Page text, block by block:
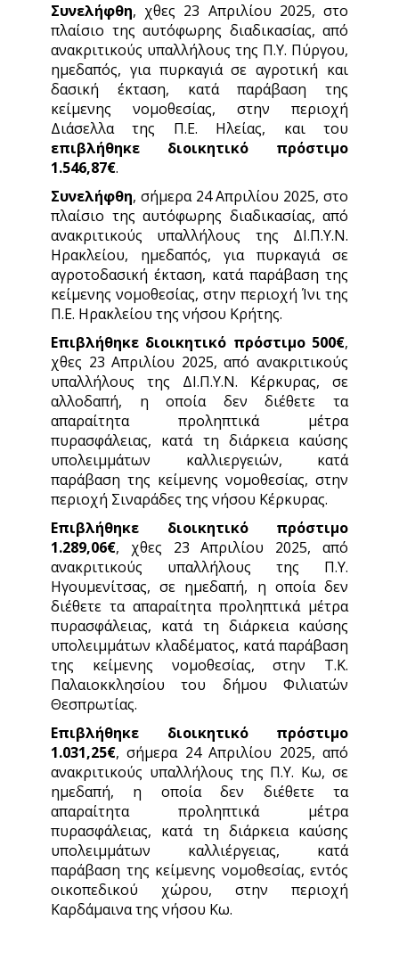
Συνελήφθη, χθες 23 Απριλίου 2025, στο
πλαίσιο της αυτόφωρης διαδικασίας, από
ανακριτικούς υπαλλήλους της Π.Υ. Πύργου,
ημεδαπός, για πυρκαγιά σε αγροτική και
δασική έκταση, κατά παράβαση της
κείμενης νομοθεσίας, στην περιοχή
Διάσελλα της Π.Ε. Ηλείας, και του
επιβλήθηκε διοικητικό πρόστιμο
1.546,87€.
Συνελήφθη, σήμερα 24 Απριλίου 2025, στο
πλαίσιο της αυτόφωρης διαδικασίας, από
ανακριτικούς υπαλλήλους της ΔΙ.Π.Υ.Ν.
Ηρακλείου, ημεδαπός, για πυρκαγιά σε
αγροτοδασική έκταση, κατά παράβαση της
κείμενης νομοθεσίας, στην περιοχή Ίνι της
Π.Ε. Ηρακλείου της νήσου Κρήτης.
Επιβλήθηκε διοικητικό πρόστιμο 500€,
χθες 23 Απριλίου 2025, από ανακριτικούς
υπαλλήλους της ΔΙ.Π.Υ.Ν. Κέρκυρας, σε
αλλοδαπή, η οποία δεν διέθετε τα
απαραίτητα προληπτικά μέτρα
πυρασφάλειας, κατά τη διάρκεια καύσης
υπολειμμάτων καλλιεργειών, κατά
παράβαση της κείμενης νομοθεσίας, στην
περιοχή Σιναράδες της νήσου Κέρκυρας.
Επιβλήθηκε διοικητικό πρόστιμο
1.289,06€, χθες 23 Απριλίου 2025, από
ανακριτικούς υπαλλήλους της Π.Υ.
Ηγουμενίτσας, σε ημεδαπή, η οποία δεν
διέθετε τα απαραίτητα προληπτικά μέτρα
πυρασφάλειας, κατά τη διάρκεια καύσης
υπολειμμάτων κλαδέματος, κατά παράβαση
της κείμενης νομοθεσίας, στην Τ.Κ.
Παλαιοκκλησίου του δήμου Φιλιατών
Θεσπρωτίας.
Επιβλήθηκε διοικητικό πρόστιμο
1.031,25€, σήμερα 24 Απριλίου 2025, από
ανακριτικούς υπαλλήλους της Π.Υ. Κω, σε
ημεδαπή, η οποία δεν διέθετε τα
απαραίτητα προληπτικά μέτρα
πυρασφάλειας, κατά τη διάρκεια καύσης
υπολειμμάτων καλλιέργειας, κατά
παράβαση της κείμενης νομοθεσίας, εντός
οικοπεδικού χώρου, στην περιοχή
Καρδάμαινα της νήσου Κω.